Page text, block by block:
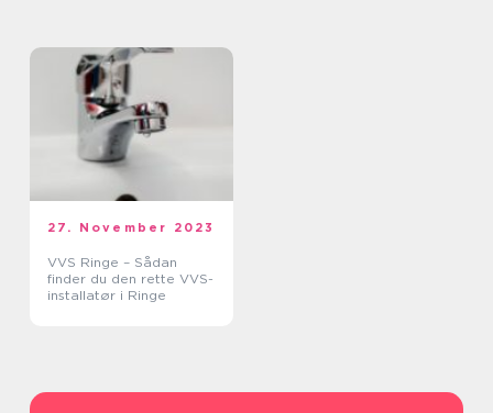
27. November 2023
VVS Ringe – Sådan
finder du den rette VVS-
installatør i Ringe